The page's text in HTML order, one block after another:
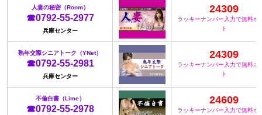
人妻の秘密（Room）
☎0792-55-2977
兵庫センター
24309
ラッキーナンバー入力で無料ポ
ト
熟年交際シニアトーク（YNet）
☎0792-55-2981
兵庫センター
24309
ラッキーナンバー入力で無料ポ
ト
不倫白書（Lime）
☎0792-55-2978
24609
ラッキーナンバー入力で無料ポ